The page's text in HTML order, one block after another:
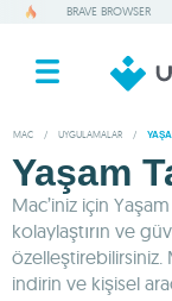
BRAVE BROWSER
MAC / UYGULAMALAR /
Yaşam
Mac’iniz için
kolaylaştırın ve
özelleştirebilirsiniz.
indirin ve kişisel